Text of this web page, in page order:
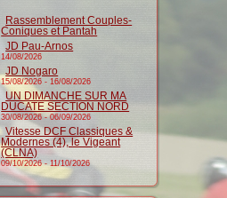
Rassemblement Couples-
Coniques et Pantah
JD Pau-Arnos
14/08/2026
JD Nogaro
15/08/2026 -16/08/2026
UN DIMANCHE SUR MA
DUCATE SECTION NORD
30/08/2026-06/09/2026
Vitesse DCF Classiques &
Modernes (4), le Vigeant
(CLNA)
09/10/2026-11/10/2026